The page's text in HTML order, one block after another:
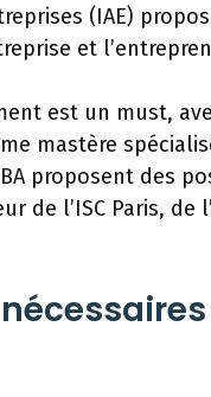
(IAE)
et
est un must,
mastère
proposent des
de l’ISC Paris, de